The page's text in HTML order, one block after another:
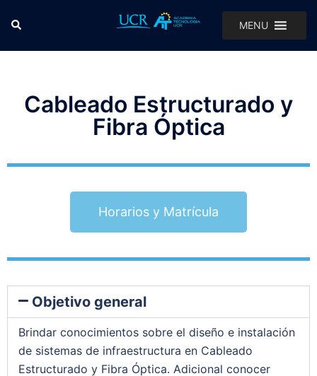
MENU
Cableado Estructurado y
Fibra Óptica
Horarios y Matrícula
Objetivo general
Brindar conocimientos sobre el diseño e instalación
de sistemas de infraestructura en Cableado
Estructurado y Fibra Óptica. Adicional conocer